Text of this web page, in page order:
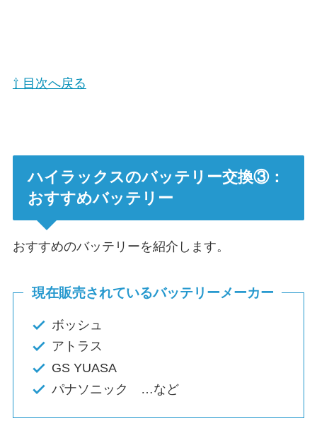
⇧ 目次へ戻る
ハイラックスのバッテリー交換③：
おすすめバッテリー
おすすめのバッテリーを紹介します。
現在販売されているバッテリーメーカー
ボッシュ
アトラス
GS YUASA
パナソニック …など